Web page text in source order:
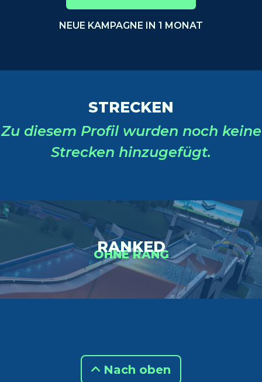
NEUE KAMPAGNE IN 1 MONAT
STRECKEN
Zu diesem Profil wurden noch keine
Strecken hinzugefügt.
RANKED
OHNE RANG
Nach oben